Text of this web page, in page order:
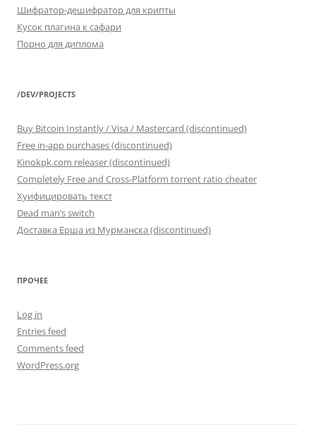
Шифратор-дешифратор для крипты
Кусок плагина к сафари
Порно для диплома
/DEV/PROJECTS
Buy Bitcoin Instantly / Visa / Mastercard (discontinued)
Free in-app purchases (discontinued)
Kinokpk.com releaser (discontinued)
Completely Free and Cross-Platform torrent ratio cheater
Хуифицировать текст
Dead man’s switch
Доставка Ерша из Мурманска (discontinued)
ПРОЧЕЕ
Log in
Entries feed
Comments feed
WordPress.org